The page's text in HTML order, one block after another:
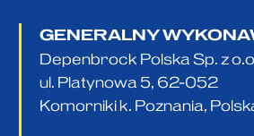
GENERALNY
Depenbrock Polska Sp. z
ul. Platynowa 5, 62-052
Komorniki k. Poznania,